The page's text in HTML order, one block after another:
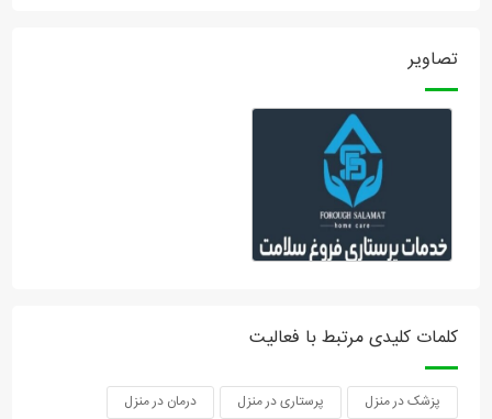
تصاویر
کلمات کلیدی مرتبط با فعالیت
پزشک در منزل پرستاری در منزل درمان در منزل